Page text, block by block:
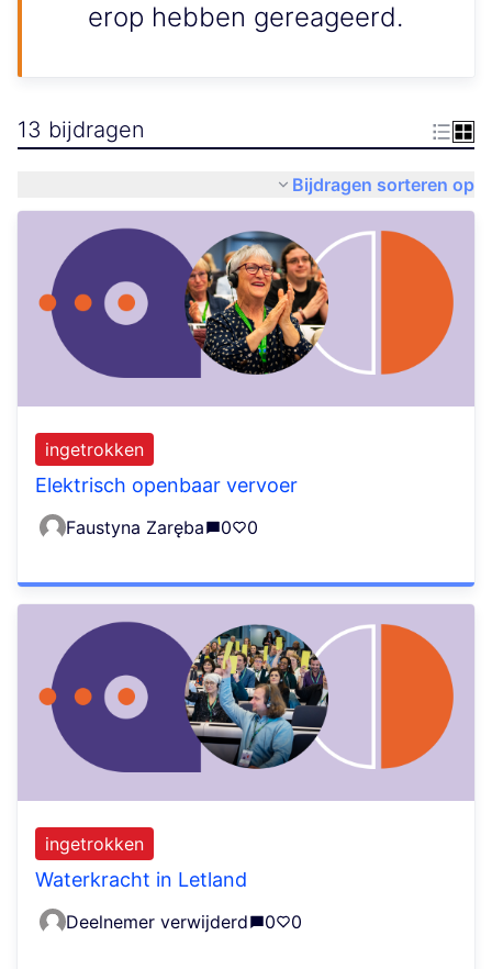
erop hebben gereageerd.
13 bijdragen
Bijdragen sorteren op
Elektrisch openbaar vervoer
ingetrokken
Faustyna Zaręba 0 0
Waterkracht in Letland
ingetrokken
Deelnemer verwijderd 0 0